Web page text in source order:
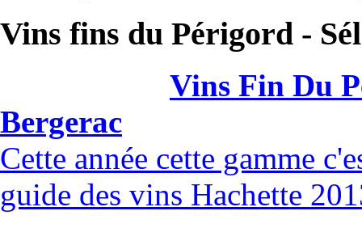
Vins fins du Périgord -
Vins Fin Du
Bergerac
Cette année cette gamme
guide des vins Hachette